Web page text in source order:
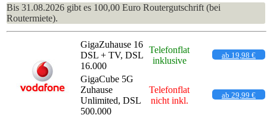
Bis 31.08.2026 gibt es 100,00 Euro Routergutschrift (bei
Routermiete).
GigaZuhause 16
DSL + TV, DSL
16.000
Telefonflat
inklusive
ab 19,98 €
GigaCube 5G
Zuhause
Unlimited, DSL
500.000
Telefonflat
nicht inkl.
ab 29,99 €